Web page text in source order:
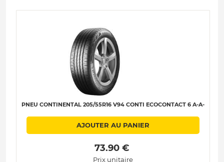
PNEU CONTINENTAL 205/55R16 V94 CONTI ECOCONTACT 6 A-A-
AJOUTER AU PANIER
73.90 €
Prix unitaire